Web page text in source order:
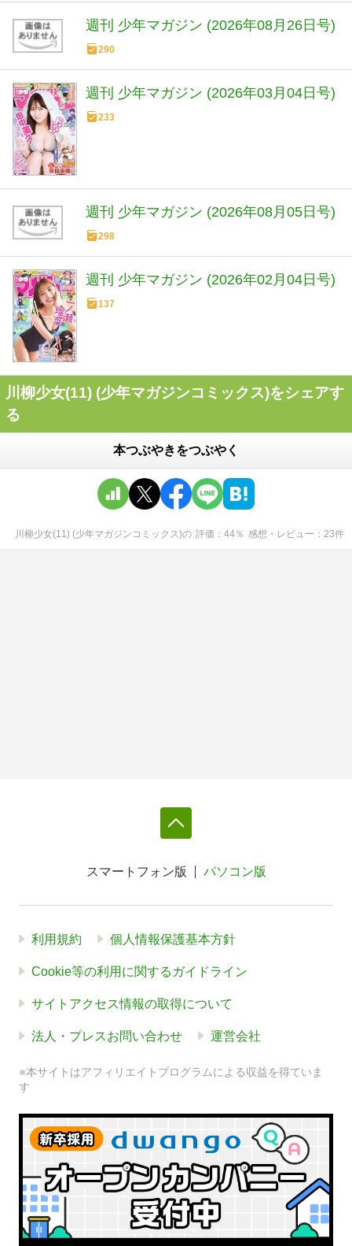
週刊 少年マガジン (2026年08月26日号)
290
週刊 少年マガジン (2026年03月04日号)
233
週刊 少年マガジン (2026年08月05日号)
298
週刊 少年マガジン (2026年02月04日号)
137
川柳少女(11) (少年マガジンコミックス)をシェアす
る
本つぶやきをつぶやく
川柳少女(11) (少年マガジンコミックス)の 評価 44％ 感想・レビュー 23件
スマートフォン版 パソコン版
利用規約 個人情報保護基本方針
Cookie等の利用に関するガイドライン
サイトアクセス情報の取得について
法人・プレスお問い合わせ 運営会社
※本サイトはアフィリエイトプログラムによる収益を得ていま
す